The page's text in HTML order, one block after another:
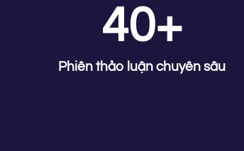
Phiên thảo luận chuyên sâu
40+